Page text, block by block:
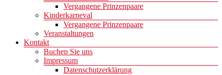
Vergangene Prinzenpaare
Kinderkarneval
Vergangene Prinzenpaare
Veranstaltungen
Kontakt
Buchen Sie uns
Impressum
Datenschutzerklärung